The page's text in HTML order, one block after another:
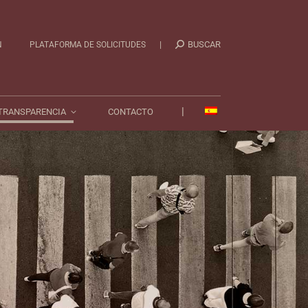
PLATAFORMA DE SOLICITUDES | BUSCAR
CONTACTO |